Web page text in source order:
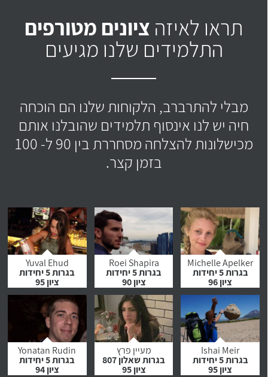
תראו לאיזה ציונים מטורפים
התלמידים שלנו מגיעים
מבלי להתרברב, הלקוחות שלנו הם הוכחה
חיה יש לנו אינסוף תלמידים שהובלנו אותם
מכישלונות להצלחה מסחררת בין 90 ל- 100
בזמן קצר.
Michelle Apelker
בגרות 5 יחידות
ציון 96
לחץ לצפייה
בהמלצה
Roei Shapira
בגרות 5 יחידות
ציון 90
לחץ לצפייה
בהמלצה
Yuval Ehud
בגרות 5 יחידות
ציון 95
לחץ לצפייה
בהמלצה
Ishai Meir
בגרות 5 יחידות
ציון 95
מעיין פרץ
בגרות שאלון 807
ציון 95
Yonatan Rudin
בגרות 5 יחידות
ציון 94